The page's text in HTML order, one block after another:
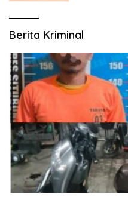
Berita Kriminal